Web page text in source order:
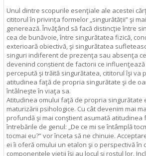
Unul dintre scopurile esenţiale ale acestei
cititorul în privința formelor „singurătății” şi
generează. Învăţând să facă distincţie între
cea de bunăvoie, între singurătatea fizică,
exterioară obiectivă, şi singurătatea
singuri indiferent de prezenţa sau absenţa
devenind conștient de factorii ce
percepută şi trăită singurătatea, cititorul îşi va
atitudinea faţă de propria singurătate şi de
întâlneşte în viaţa sa.
Atitudinea omului faţă de propria singurătate
maturizării psihologice. Cu cât devenim mai
profundă şi mai conştient asumată atitudinea
întrebările de genul: „De ce mi se întâmplă
tocmai eu?” vor înceta să ne chinuie.
ei îi oferă omului un etalon şi o perspectivă în
componentele vieţii își au locul și rostul lor.